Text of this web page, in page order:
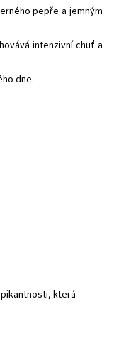
pepře a jemným
intenzivní chuť a
dne.
která